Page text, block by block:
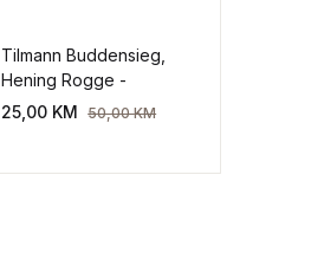
Tilmann Buddensieg,
Hening Rogge -
Industriekultur: Peter
25,00 KM 50,00KM